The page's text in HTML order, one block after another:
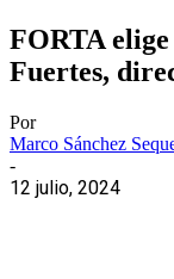
FORTA
Fuertes,
Por
Marco Sánchez
-
12 julio, 2024